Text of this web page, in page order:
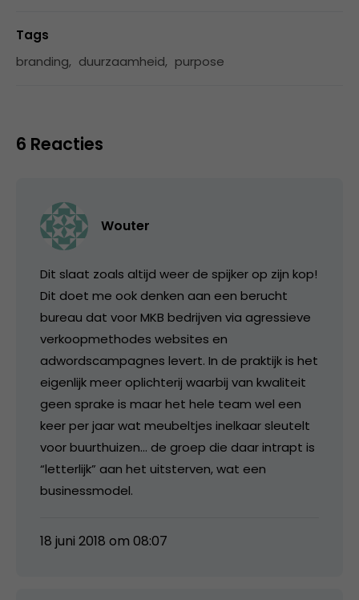
Tags
branding, duurzaamheid, purpose
6 Reacties
Wouter
Dit slaat zoals altijd weer de spijker op zijn kop!
Dit doet me ook denken aan een berucht
bureau dat voor MKB bedrijven via agressieve
verkoopmethodes websites en
adwordscampagnes levert. In de praktijk is het
eigenlijk meer oplichterij waarbij van kwaliteit
geen sprake is maar het hele team wel een
keer per jaar wat meubeltjes inelkaar sleutelt
voor buurthuizen… de groep die daar intrapt is
“letterlijk” aan het uitsterven, wat een
businessmodel.
18 juni 2018 om 08:07